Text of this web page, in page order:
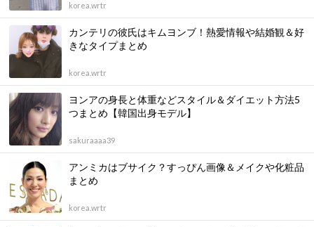
korea.wrtr
カンテリの彼氏はキムヨンブ！熱愛情報や結婚観＆好
きなタイプまとめ
korea.wrtr
ヨンアの身長と体重などスタイル＆ダイエット方法5
つまとめ【韓国出身モデル】
sakuraaaa39
アンミカはブサイク？すっぴん画像＆メイクや化粧品
まとめ
korea.wrtr